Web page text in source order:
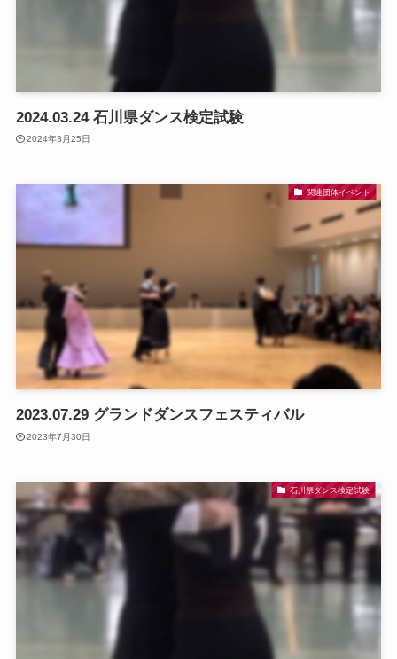
2024.03.24 石川県ダンス検定試験
2024年3月25日
関連団体イベント
2023.07.29 グランドダンスフェスティバル
2023年7月30日
石川県ダンス検定試験